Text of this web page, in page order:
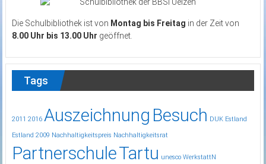
Die Schulbibliothek ist von Montag bis Freitag in der Zeit von
8.00 Uhr bis 13.00 Uhr geöffnet.
Tags
2011 2016 Auszeichnung Besuch DUK Estland
Estland 2009 Nachhaltigkeitspreis Nachhaltigkeitsrat
PartnerschuleTartu unesco WerkstattN